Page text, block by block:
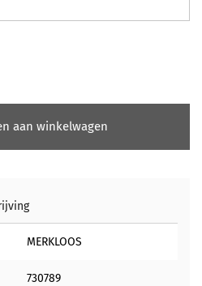
aan winkelwagen
MERKLOOS
730789